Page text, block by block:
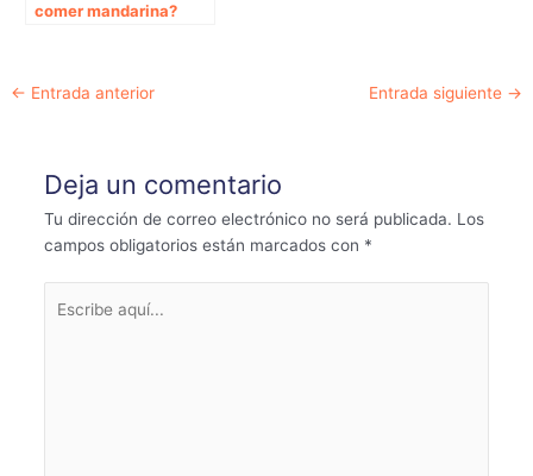
comer mandarina?
Navegación
← Entrada anterior Entrada siguiente →
Deja un comentario
Tu dirección de correo electrónico no será publicada. Los
campos obligatorios están marcados con *
aquí...